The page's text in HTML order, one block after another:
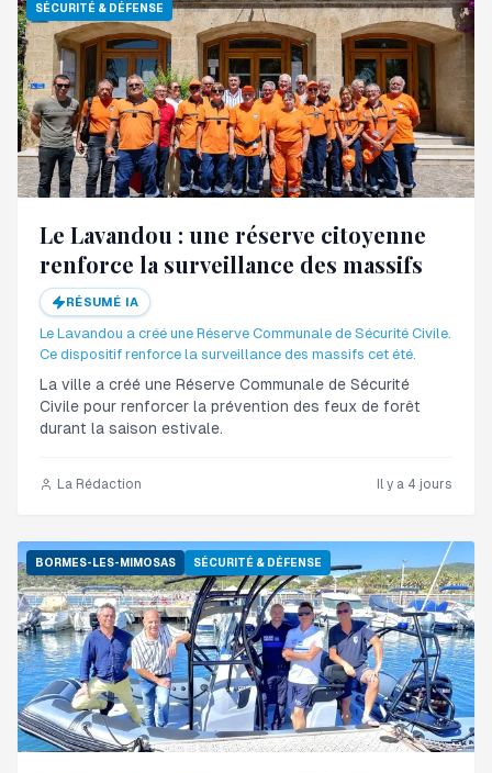
SÉCURITÉ & DÉFENSE
Le Lavandou : une réserve citoyenne
renforce la surveillance des massifs
RÉSUMÉ IA
Le Lavandou a créé une Réserve Communale de Sécurité Civile.
Ce dispositif renforce la surveillance des massifs cet été.
La ville a créé une Réserve Communale de Sécurité
Civile pour renforcer la prévention des feux de forêt
durant la saison estivale.
La Rédaction Il y a 4 jours
BORMES-LES-MIMOSAS SÉCURITÉ & DÉFENSE